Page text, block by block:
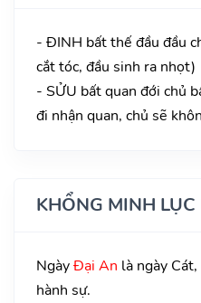
- ĐINH bất thế đầu đầu
cắt tóc, đầu sinh ra nhọt)
- SỬU bất quan đới chủ
đi nhận quan, chủ sẽ
KHỔNG MINH LỤC
NgàyĐại An là ngày
hành sự.